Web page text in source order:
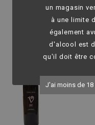
un magasin
à une limite
également
d'alcool est
qu'il doit être
J'ai moins de 18